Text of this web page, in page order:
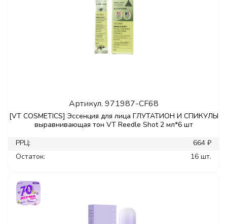
Артикул. 971987-CF68
[VT COSMETICS] Эссенция для лица ГЛУТАТИОН И СПИКУЛЫ
выравнивающая тон VT Reedle Shot 2 мл*6 шт
РРЦ:
664 ₽
Остаток:
16 шт.